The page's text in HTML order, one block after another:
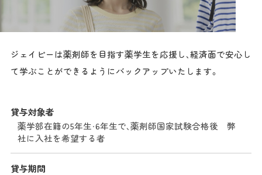
ジェイピーは薬剤師を目指す薬学生を応援し、経済面で安心し
て学ぶことができるようにバックアップいたします。
貸与対象者
薬学部在籍の5年生・6年生で、薬剤師国家試験合格後 弊
社に入社を希望する者
貸与期間